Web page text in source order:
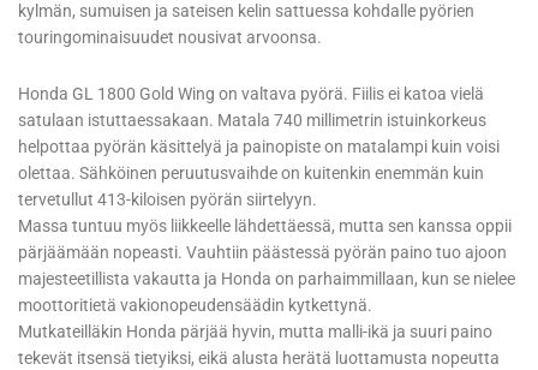
kylmän, sumuisen ja sateisen kelin sattuessa kohdalle pyörien
touringominaisuudet nousivat arvoonsa.
Honda GL 1800 Gold Wing on valtava pyörä. Fiilis ei katoa vielä
satulaan istuttaessakaan. Matala 740 millimetrin istuinkorkeus
helpottaa pyörän käsittelyä ja painopiste on matalampi kuin voisi
olettaa. Sähköinen peruutusvaihde on kuitenkin enemmän kuin
tervetullut 413-kiloisen pyörän siirtelyyn.
Massa tuntuu myös liikkeelle lähdettäessä, mutta sen kanssa oppii
pärjäämään nopeasti. Vauhtiin päästessä pyörän paino tuo ajoon
majesteetillista vakautta ja Honda on parhaimmillaan, kun se nielee
moottoritietä vakionopeudensäädin kytkettynä.
Mutkateilläkin Honda pärjää hyvin, mutta malli-ikä ja suuri paino
tekevät itsensä tietyiksi, eikä alusta herätä luottamusta nopeutta